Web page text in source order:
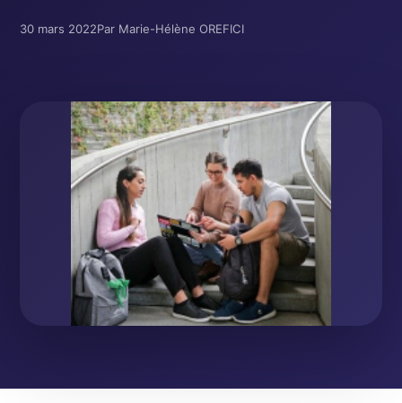
30 mars 2022Par Marie-Hélène OREFICI